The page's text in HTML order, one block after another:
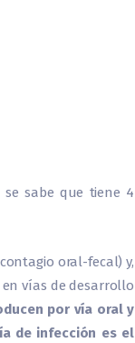
sabe que tiene 4
oral-fecal) y,
vías de desarrollo
por vía oral y
de infección es el